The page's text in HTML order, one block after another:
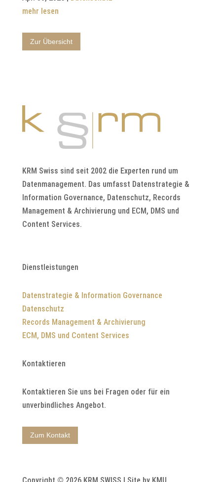
mehr lesen
Zur Übersicht
KRM Swiss sind seit 2002 die Experten rund um
Datenmanagement. Das umfasst Datenstrategie &
Information Governance, Datenschutz, Records
Management & Archivierung und ECM, DMS und
Content Services.
Dienstleistungen
Datenstrategie & Information Governance
Datenschutz
Records Management & Archivierung
ECM, DMS und Content Services
Kontaktieren
Kontaktieren Sie uns bei Fragen oder für ein
unverbindliches Angebot.
Zum Kontakt